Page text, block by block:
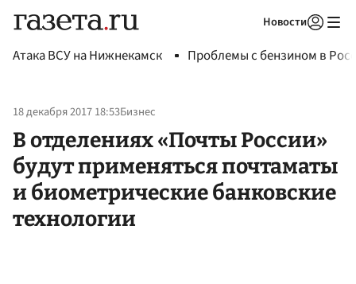
Новости
Атака ВСУ на Нижнекамск Проблемы с бензином в
18 декабря 2017 18:53Бизнес
В отделениях «Почты России»
будут применяться почтаматы
и биометрические банковские
технологии